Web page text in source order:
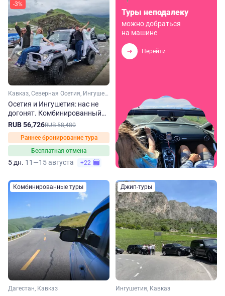
-3%
Кавказ, Северная Осетия, Ингушетия
Осетия и Ингушетия: нас не
догонят. Комбинированный
джип-тур
RUB 56,726RUB 58,480
Раннее бронирование тура
Бесплатная отмена
5 дн. 11—15 августа +22
Туры неподалеку
можно добраться
на машине
Перейти
Комбинированные туры
Дагестан, Кавказ
Джип-туры
Ингушетия, Кавказ